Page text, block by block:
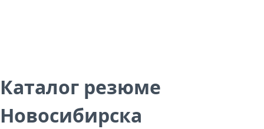
Каталог резюме
Новосибирска